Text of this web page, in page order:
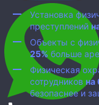
Установка
преступлений
Объекты с
25% больше
Физическая
сотрудников на
безопаснее и